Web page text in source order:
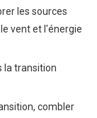
les sources
vent et l'énergie
la transition
combler